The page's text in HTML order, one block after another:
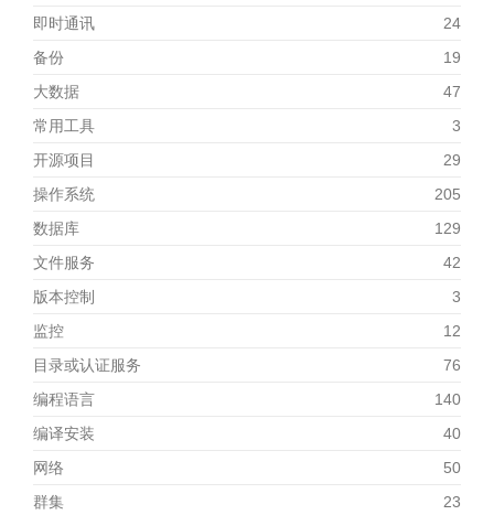
即时通讯
24
备份
19
大数据
47
常用工具
3
开源项目
29
操作系统
205
数据库
129
文件服务
42
版本控制
3
监控
12
目录或认证服务
76
编程语言
140
编译安装
40
网络
50
群集
23